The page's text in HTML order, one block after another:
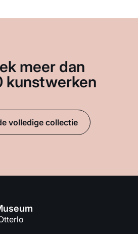
meer dan
kunstwerken
volledige collectie